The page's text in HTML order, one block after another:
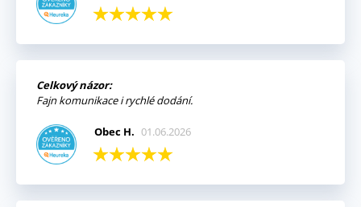
Celkový názor:
Fajn komunikace i rychlé dodání.
Obec H. 01.06.2026